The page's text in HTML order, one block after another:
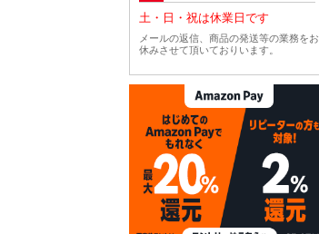
土・日・祝は休業日です
メールの返信、商品の発送等の業務をお
休みさせて頂いておりいます。